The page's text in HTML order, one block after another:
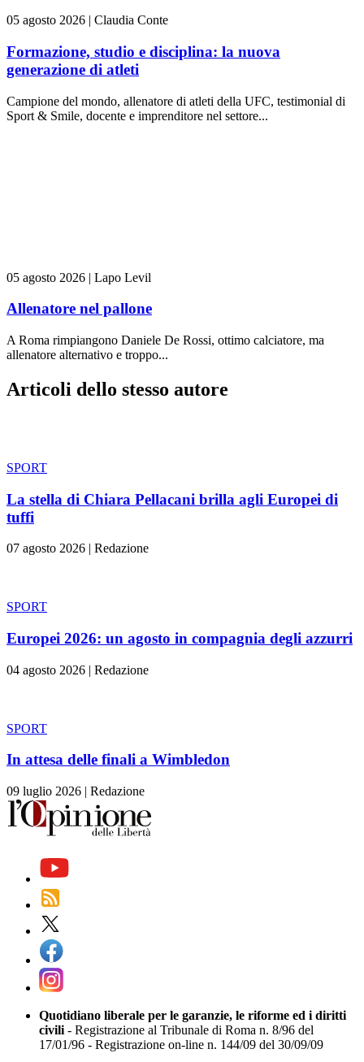
05 agosto 2026 | Claudia Conte
Formazione, studio e disciplina: la nuova
generazione di atleti
Campione del mondo, allenatore di atleti della UFC, testimonial di
Sport & Smile, docente e imprenditore nel settore...
05 agosto 2026 | Lapo Levil
Allenatore nel pallone
A Roma rimpiangono Daniele De Rossi, ottimo calciatore, ma
allenatore alternativo e troppo...
Articoli dello stesso autore
SPORT
La stella di Chiara Pellacani brilla agli Europei di
tuffi
07 agosto 2026 | Redazione
SPORT
Europei 2026: un agosto in compagnia degli azzurri
04 agosto 2026 | Redazione
SPORT
In attesa delle finali a Wimbledon
09 luglio 2026 | Redazione
Quotidiano liberale per le garanzie, le riforme ed i diritti
civili - Registrazione al Tribunale di Roma n. 8/96 del
17/01/96 - Registrazione on-line n. 144/09 del 30/09/09